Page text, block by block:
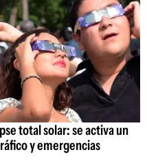
total solar: se activa un
y emergencias